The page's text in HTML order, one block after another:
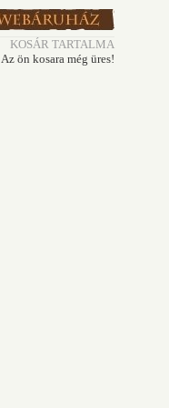
KOSÁR TARTALMA
Az ön kosara még üres!